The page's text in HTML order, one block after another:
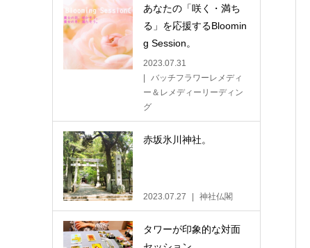
あなたの「咲く・満ち
る」を応援するBloomin
g Session。
2023.07.31
バッチフラワーレメディ
ー＆レメディーリーディン
グ
赤坂氷川神社。
2023.07.27 神社仏閣
タワーが印象的な対面